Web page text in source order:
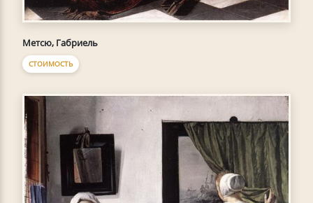
Метсю, Габриель
СТОИМОСТЬ